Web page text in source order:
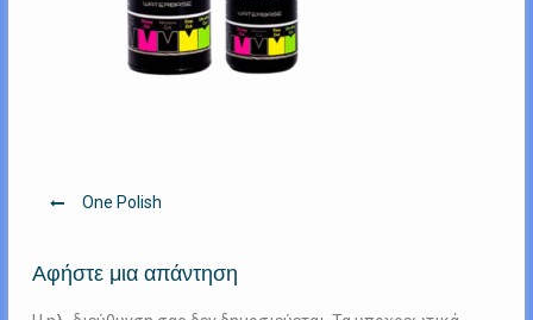
Πλοήγηση
One Polish
Αφήστε μια απάντηση